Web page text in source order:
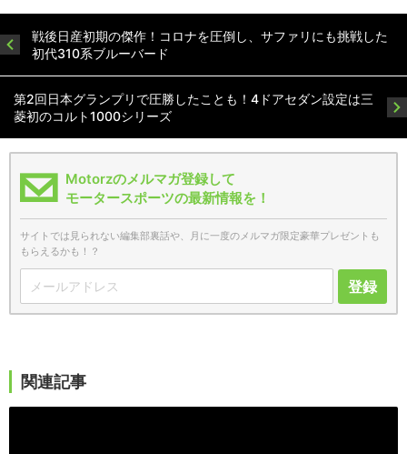
戦後日産初期の傑作！コロナを圧倒し、サファリにも挑戦した
初代310系ブルーバード
第2回日本グランプリで圧勝したことも！4ドアセダン設定は三
菱初のコルト1000シリーズ
Motorzのメルマガ登録して
モータースポーツの最新情報を！
サイトでは見られない編集部裏話や、月に一度のメルマガ限定豪華プレゼントも
もらえるかも！？
登録
関連記事